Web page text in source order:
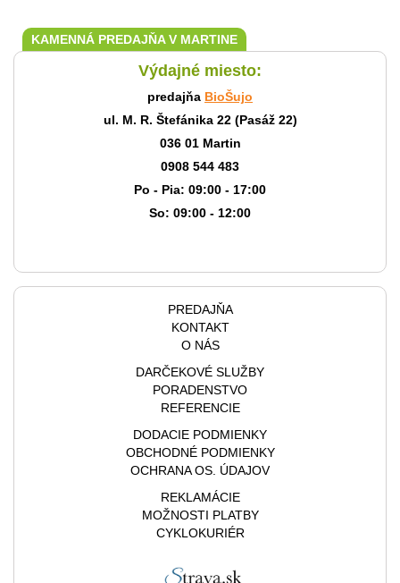
KAMENNÁ PREDAJŇA V MARTINE
Výdajné miesto:
predajňa BioŠujo
ul. M. R. Štefánika 22 (Pasáž 22)
036 01 Martin
0908 544 483
Po - Pia: 09:00 - 17:00
So: 09:00 - 12:00
PREDAJŇA
KONTAKT
O NÁS
DARČEKOVÉ SLUŽBY
PORADENSTVO
REFERENCIE
DODACIE PODMIENKY
OBCHODNÉ PODMIENKY
OCHRANA OS. ÚDAJOV
REKLAMÁCIE
MOŽNOSTI PLATBY
CYKLOKURIÉR